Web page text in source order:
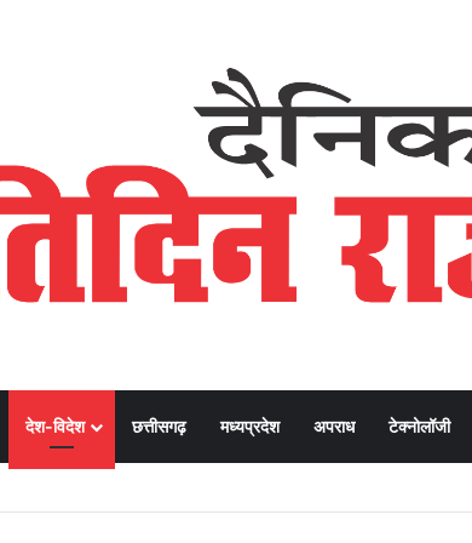
देश-विदेश छत्तीसगढ़ मध्यप्रदेश अपराध टेक्नोलॉजी